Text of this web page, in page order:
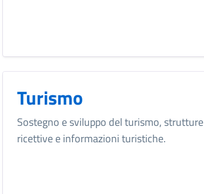
Turismo
Sostegno e sviluppo del turismo, strutture
ricettive e informazioni turistiche.